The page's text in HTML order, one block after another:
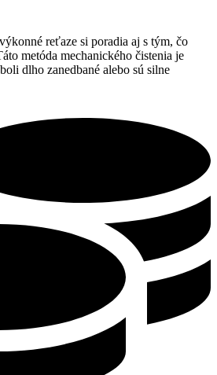
reťaze si poradia aj s tým, čo
metóda mechanického čistenia je
dlho zanedbané alebo sú silne